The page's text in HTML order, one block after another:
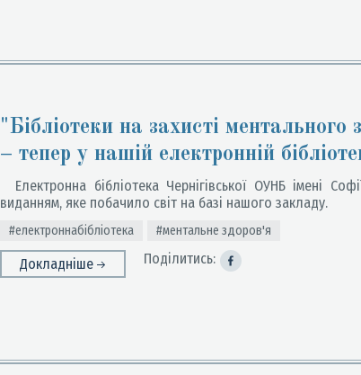
"Бібліотеки на захисті
– тепер у нашій електронній
Електронна бібліотека Чернігівської ОУНБ імені
виданням, яке побачило світ на базі нашого закладу.
#електроннабібліотека #ментальне здоров'я
Докладніше Поділитись: